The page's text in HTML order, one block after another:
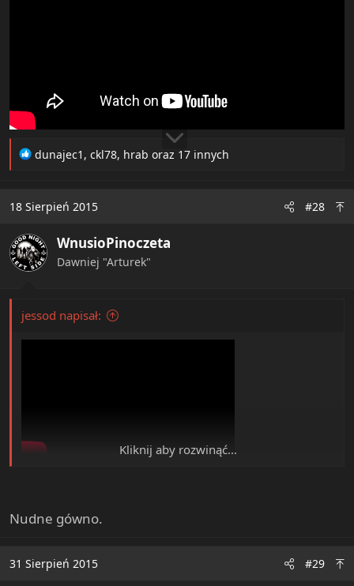
R
t
o
n
s
dunajec1 , ckl78, hrab oraz 17 innych
18 Sierpień 2015 #28
WnusioPinoczeta
Dawniej "Arturek"
jessod napisał:
Kliknij aby rozwinąć...
Nudne gówno.
31 Sierpień 2015 #29